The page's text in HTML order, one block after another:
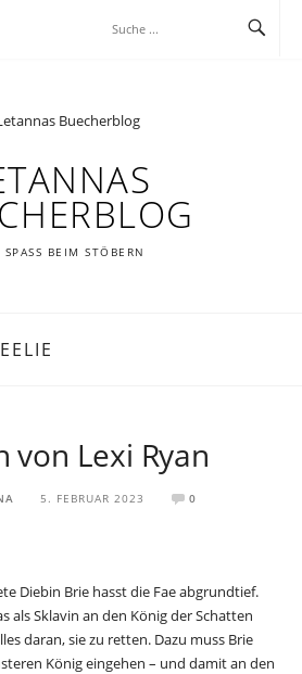
BEIM STÖBERN
von Lexi Ryan
5. FEBRUAR 2023 0
Diebin Brie hasst die Fae abgrundtief.
als Sklavin an den König der Schatten
daran, sie zu retten. Dazu muss Brie
König eingehen – und damit an den